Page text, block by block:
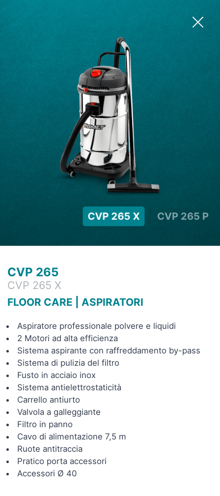
CVP 265 X CVP 265 P
CVP 265
CVP 265 X
FLOOR CARE ASPIRATORI
Aspiratore professionale polvere e liquidi
2 Motori ad alta efficienza
Sistema aspirante con raffreddamento by-pass
Sistema di pulizia del filtro
Fusto in acciaio inox
Sistema antielettrostaticità
Carrello antiurto
Valvola a galleggiante
Filtro in panno
Cavo di alimentazione 7,5 m
Ruote antitraccia
Pratico porta accessori
Accessori Ø 40